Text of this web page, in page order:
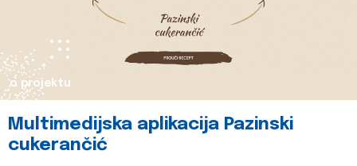
o projektu
Multimedijska aplikacija Pazinski
cukerančić